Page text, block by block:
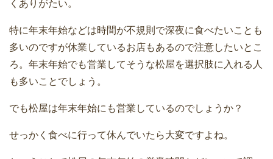
くありがたい。
特に年末年始などは時間が不規則で深夜に食べたいことも
多いのですが休業しているお店もあるので注意したいとこ
ろ。年末年始でも営業してそうな松屋を選択肢に入れる人
も多いことでしょう。
でも松屋は年末年始にも営業しているのでしょうか？
せっかく食べに行って休んでいたら大変ですよね。